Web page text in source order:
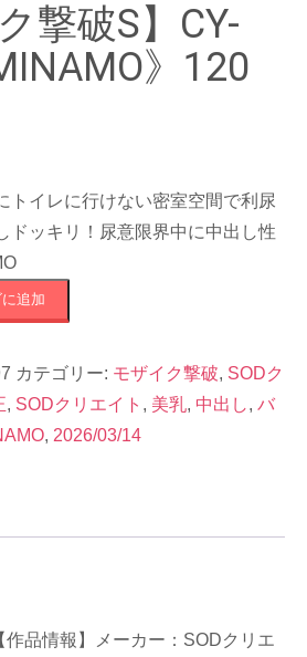
撃破S】CY-
》120
トイレに行けない密室空間で利尿
ドッキリ！尿意限界中に中出し性
追加
カテゴリー: モザイク撃破, SODク
, SODクリエイト , 美乳, 中出し, バ
, 2026/03/14
作品情報】メーカー：SODクリエ